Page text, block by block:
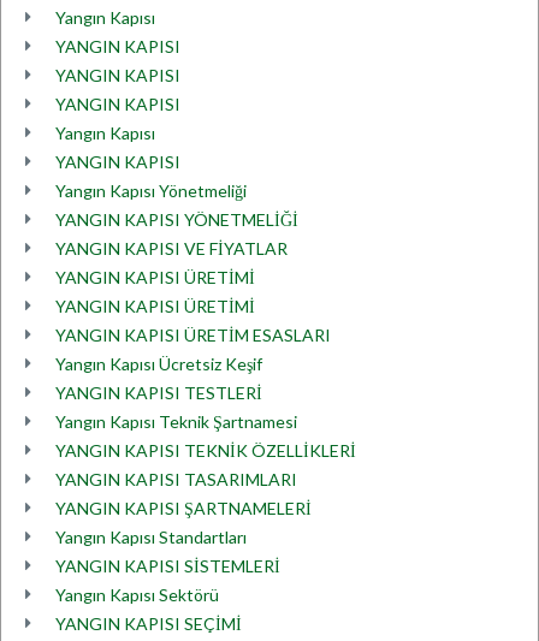
Yangın Kapısı
YANGIN KAPISI
YANGIN KAPISI
YANGIN KAPISI
Yangın Kapısı
YANGIN KAPISI
Yangın Kapısı Yönetmeliği
YANGIN KAPISI YÖNETMELİĞİ
YANGIN KAPISI VE FİYATLAR
YANGIN KAPISI ÜRETİMİ
YANGIN KAPISI ÜRETİMİ
YANGIN KAPISI ÜRETİM ESASLARI
Yangın Kapısı Ücretsiz Keşif
YANGIN KAPISI TESTLERİ
Yangın Kapısı Teknik Şartnamesi
YANGIN KAPISI TEKNİK ÖZELLİKLERİ
YANGIN KAPISI TASARIMLARI
YANGIN KAPISI ŞARTNAMELERİ
Yangın Kapısı Standartları
YANGIN KAPISI SİSTEMLERİ
Yangın Kapısı Sektörü
YANGIN KAPISI SEÇİMİ